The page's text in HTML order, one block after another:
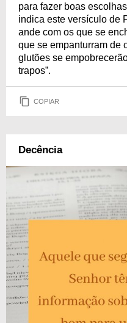
para fazer boas
indica este versículo de
ande com os que se
que se empanturram de
glutões se
trapos”.
COPIAR
Decência